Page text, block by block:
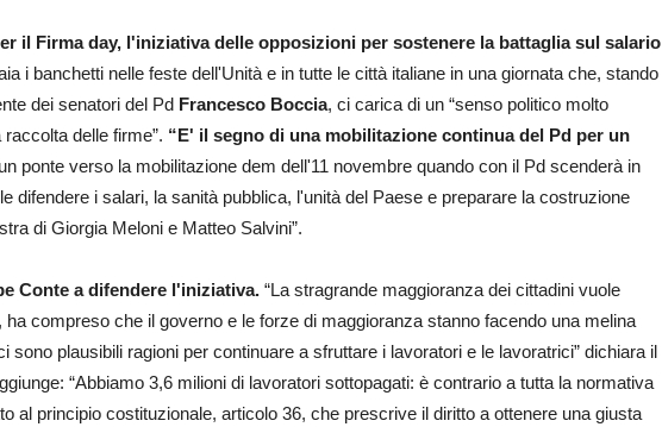
il Firma day, l'iniziativa delle opposizioni per sostenere la battaglia sul salario
i banchetti nelle feste dell'Unità e in tutte le città italiane in una giornata che, stando
dei senatori del Pd Francesco Boccia, ci carica di un “senso politico molto
delle firme”. “E' il segno di una mobilitazione continua del Pd per un
ponte verso la mobilitazione dem dell'11 novembre quando con il Pd scenderà in
difendere i salari, la sanità pubblica, l'unità del Paese e preparare la costruzione
di Giorgia Meloni e Matteo Salvini”.
Conte a difendere l'iniziativa. “La stragrande maggioranza dei cittadini vuole
ha compreso che il governo e le forze di maggioranza stanno facendo una melina
sono plausibili ragioni per continuare a sfruttare i lavoratori e le lavoratrici” dichiara il
“Abbiamo 3,6 milioni di lavoratori sottopagati: è contrario a tutta la normativa
al principio costituzionale, articolo 36, che prescrive il diritto a ottenere una giusta